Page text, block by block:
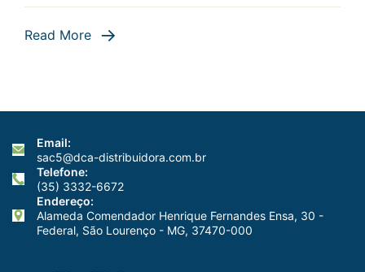
Read More
Email:
sac5@dca-distribuidora.com.br
Telefone:
(35) 3332-6672
Endereço:
Alameda Comendador Henrique Fernandes Ensa, 30 -
Federal, São Lourenço - MG, 37470-000